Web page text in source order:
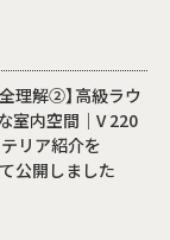
理解②】高級ラウ
室内空間｜V 220
リア紹介を
公開しました